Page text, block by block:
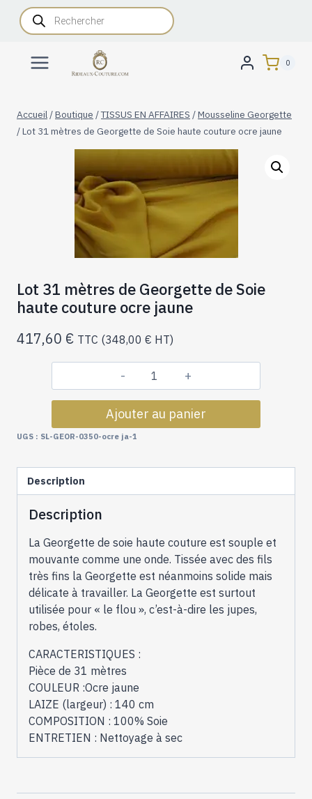
AllerRecherche
de
produits
0
Accueil /Boutique /TISSUS EN AFFAIRES /Mousseline Georgette
/Lot 31 mètres de Georgette de Soie haute couture ocre jaune
Lot 31 mètres de Georgette de Soie
haute couture ocre jaune
417,60 € TTC (348,00 € HT)
quantité
de
Lot
de
couture
ocre
jaune
Ajouter au panier
UGS : SL-GEOR-0350-ocre ja-1
Description
Description
La Georgette de soie haute couture est souple et
mouvante comme une onde. Tissée avec des fils
très fins la Georgette est néanmoins solide mais
délicate à travailler. La Georgette est surtout
utilisée pour « le flou », c’est-à-dire les jupes,
robes, étoles.
CARACTERISTIQUES :
Pièce de 31 mètres
COULEUR :Ocre jaune
LAIZE (largeur) : 140 cm
COMPOSITION : 100% Soie
ENTRETIEN : Nettoyage à sec